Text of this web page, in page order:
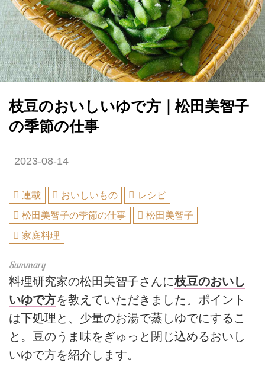
枝豆のおいしいゆで方｜松田美智子
の季節の仕事
2023-08-14
連載 おいしいもの
レシピ
松田美智子の季節の仕事
松田美智子
家庭料理
料理研究家の松田美智子さんに枝豆のおいし
いゆで方を教えていただきました。ポイント
は下処理と、少量のお湯で蒸しゆでにするこ
と。豆のうま味をぎゅっと閉じ込めるおいし
いゆで方を紹介します。